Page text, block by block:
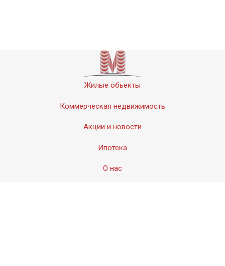
Жилые обьекты
Коммерческая недвижимость
Акции и новости
Ипотека
О нас